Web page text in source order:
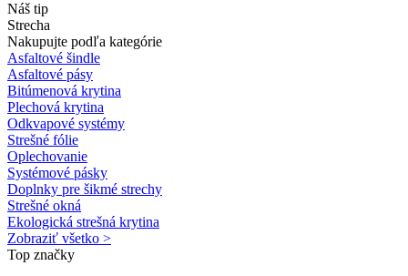
Náš tip
Strecha
Nakupujte podľa kategórie
Asfaltové šindle
Asfaltové pásy
Bitúmenová krytina
Plechová krytina
Odkvapové systémy
Strešné fólie
Oplechovanie
Systémové pásky
Doplnky pre šikmé strechy
Strešné okná
Ekologická strešná krytina
Zobraziť všetko >
Top značky